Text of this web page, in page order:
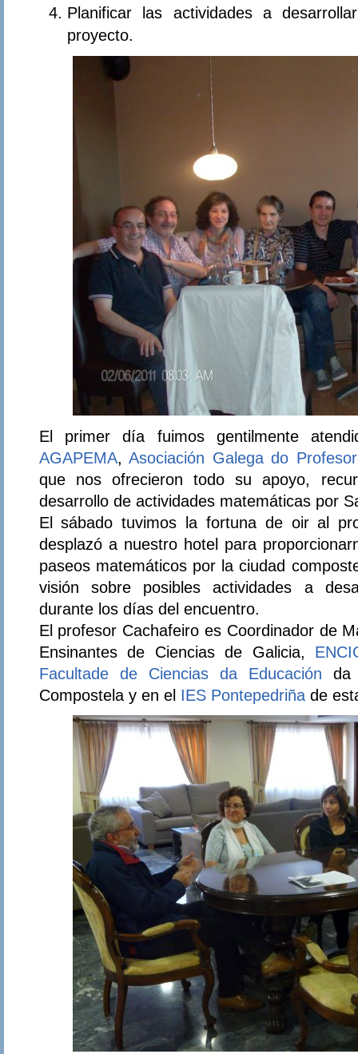
Planificar las actividades a
proyecto.
El primer día fuimos gentilmente
AGAPEMA,Asociación Galega do
que nos ofrecieron todo su apoyo,
desarrollo de actividades matemáticas por
El sábado tuvimos la fortuna de oir al
desplazó a nuestro hotel para
paseos matemáticos por la ciudad
visión sobre posibles actividades a
durante los días del encuentro.
El profesor Cachafeiro es Coordinador de
Ensinantes de Ciencias de Galicia,
Facultade de Ciencias da Educación da
Compostela y en el IES Pontepedriñade